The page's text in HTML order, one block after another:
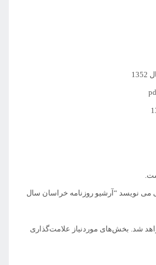
می نویسد “آرشیو روزنامه خراسان سال
شد. بخش‌های موردنیاز علامت‌گذاری